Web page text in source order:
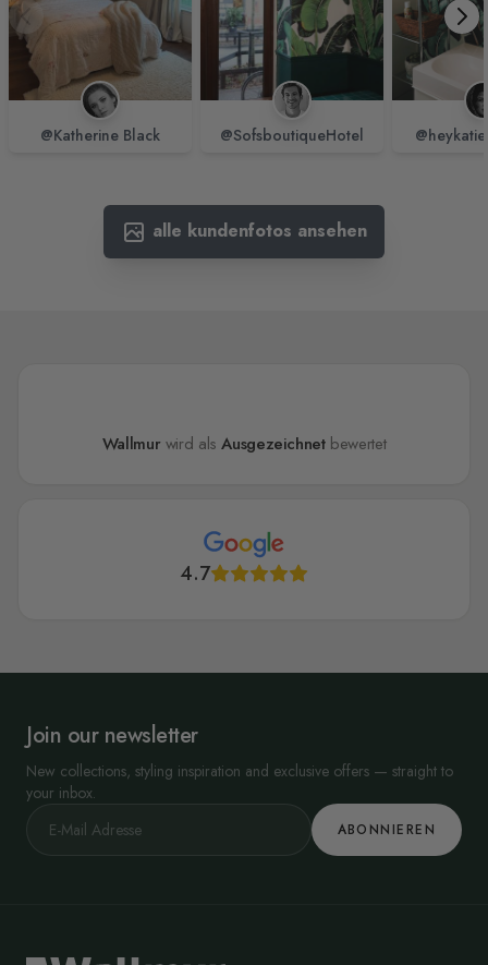
@Katherine Black @SofsboutiqueHotel
alle kundenfotos ansehen
Wallmur wird alsAusgezeichnetbewertet
4.7
Join our newsletter
New collections, styling inspiration and exclusive offers — straight to
your inbox.
ABONNIEREN